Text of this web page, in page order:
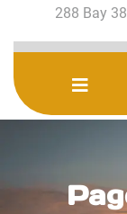
288 Bay